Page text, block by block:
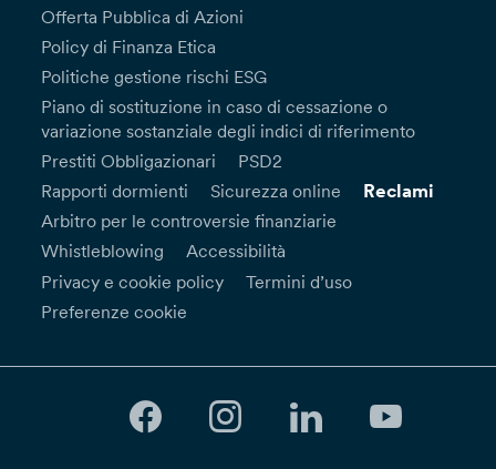
Offerta Pubblica di Azioni
Policy di Finanza Etica
Politiche gestione rischi ESG
Piano di sostituzione in caso di cessazione o
variazione sostanziale degli indici di riferimento
Prestiti Obbligazionari
PSD2
Rapporti dormienti
Sicurezza online Reclami
Arbitro per le controversie finanziarie
Whistleblowing
Accessibilità
Privacy e cookie policy
Termini d’uso
Preferenze cookie